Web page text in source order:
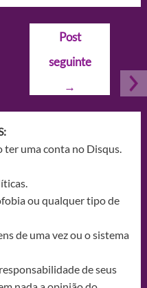
Post
seguinte
→
ter uma conta no Disqus.
ou qualquer tipo de
de uma vez ou o sistema
de seus